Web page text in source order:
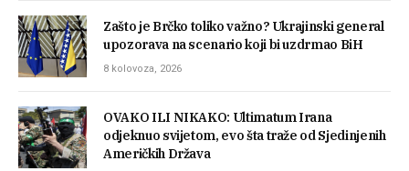
Zašto je Brčko toliko važno? Ukrajinski general
upozorava na scenario koji bi uzdrmao BiH
8 kolovoza, 2026
OVAKO ILI NIKAKO: Ultimatum Irana
odjeknuo svijetom, evo šta traže od Sjedinjenih
Američkih Država